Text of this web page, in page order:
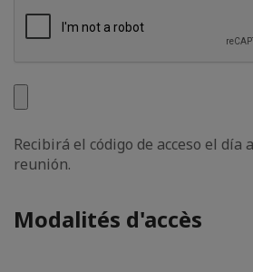
Recibirá el código de acceso el día
reunión.
Modalités d'accès